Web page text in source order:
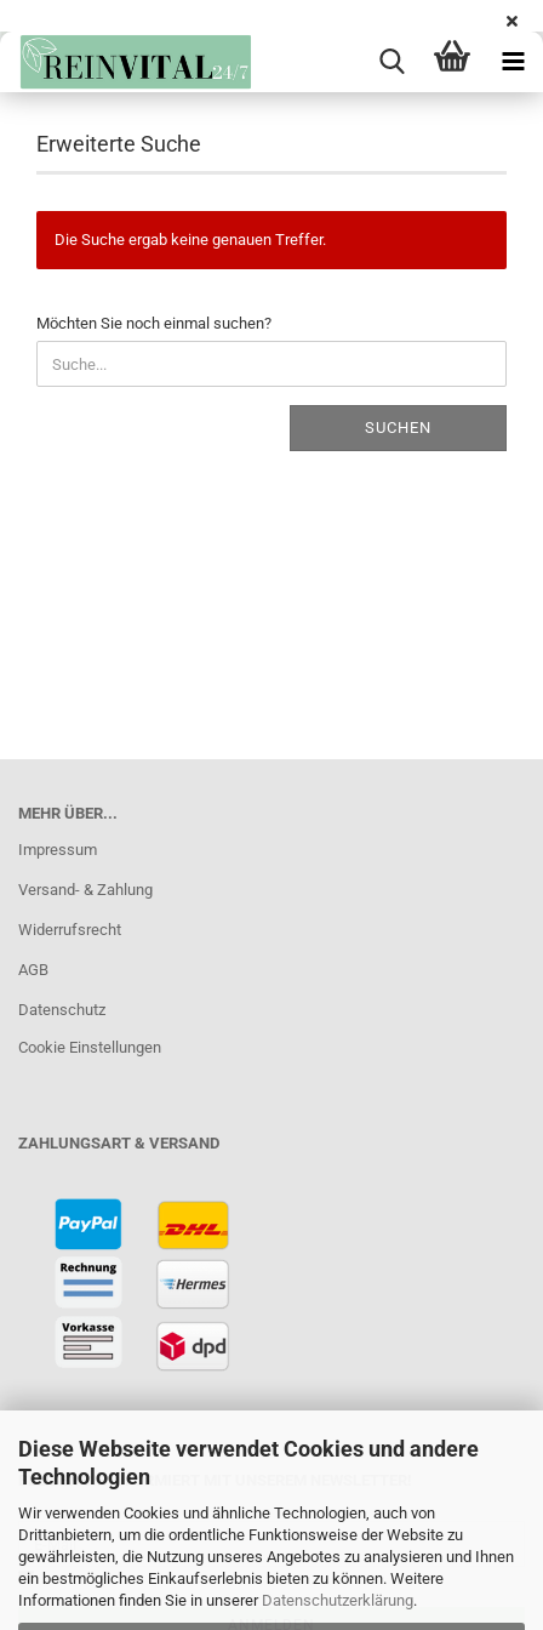
Diese Webseite verwendet Cookies und andere
Technologien
Wir verwenden Cookies und ähnliche Technologien, auch von
Drittanbietern, um die ordentliche Funktionsweise der Website zu
gewährleisten, die Nutzung unseres Angebotes zu analysieren und Ihnen
ein bestmögliches Einkaufserlebnis bieten zu können. Weitere
Informationen finden Sie in unserer Datenschutzerklärung.
Erweiterte Suche
Die Suche ergab keine genauen Treffer.
MÖCHTEN
SIE
NOCH
EINMAL
Möchten Sie noch einmal suchen?
SUCHEN
MEHR ÜBER...
Impressum
Versand- & Zahlung
Widerrufsrecht
AGB
Datenschutz
Cookie Einstellungen
ZAHLUNGSART & VERSAND
BLEIBEN SIE INFORMIERT MIT UNSEREM NEWSLETTER!
ANMELDEN